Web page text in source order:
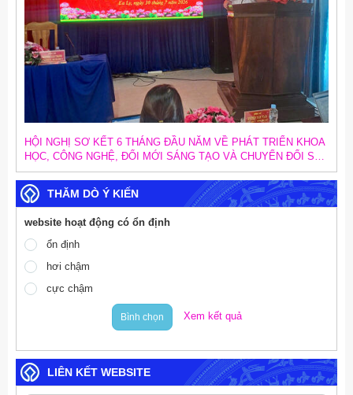
HỘI NGHỊ SƠ KẾT 6 THÁNG ĐẦU NĂM VỀ PHÁT TRIỂN KHOA
HỌC, CÔNG NGHỆ, ĐỔI MỚI SÁNG TẠO VÀ CHUYỂN ĐỔI SỐ;
SƠ KẾT CÔNG TÁC CHUYỂN ĐỔI SỐ TRONG CÁC CƠ QUAN
ĐẢNG VÀ TRIỂN KHAI MỤC TIÊU TĂNG TRƯỞNG KINH TẾ 02
CON SỐTHĂM DÒ Ý KIẾN
website hoạt động có ổn định
ổn định
hơi chậm
cực chậm
Bình chọn Xem kết quả
LIÊN KẾT WEBSITE